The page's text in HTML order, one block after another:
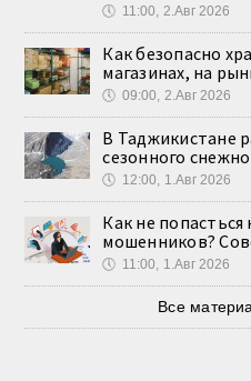
🕔 11:00, 2.Авг 2026
Как безопасно
магазинах, на
🕔 09:00, 2.Авг 2026
В Таджикистане
сезонного
🕔 12:00, 1.Авг 2026
Как не
мошенников?
🕔 11:00, 1.Авг 2026
Все